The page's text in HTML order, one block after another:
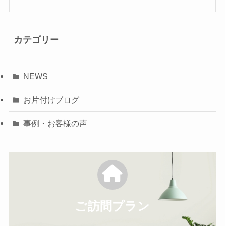
カテゴリー
NEWS
お片付けブログ
事例・お客様の声
ご訪問プラン